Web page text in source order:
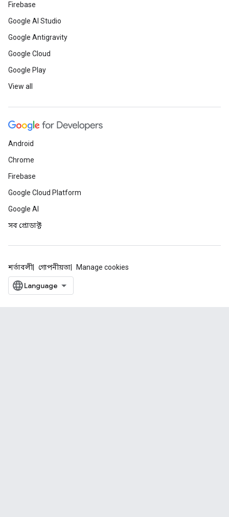
Firebase
Google AI Studio
Google Antigravity
Google Cloud
Google Play
View all
Android
Chrome
Firebase
Google Cloud Platform
Google AI
সব প্রোডাক্ট
শর্তাবলী গোপনীয়তা Manage cookies